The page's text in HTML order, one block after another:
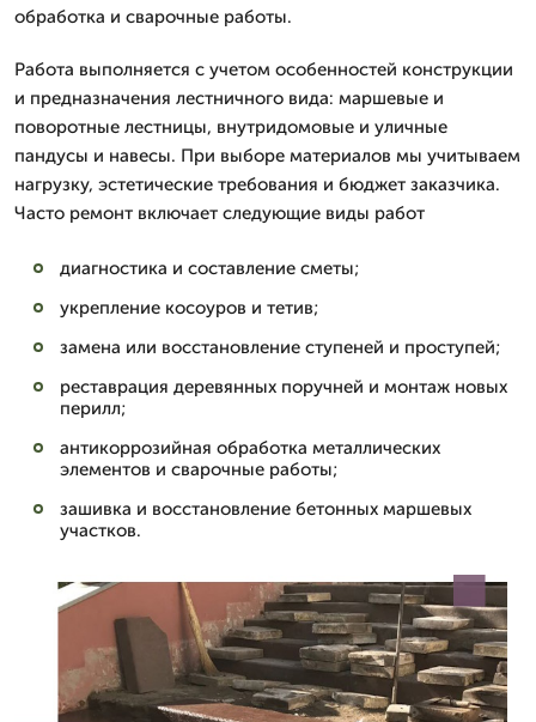
обработка и сварочные работы.
Работа выполняется с учетом особенностей конструкции
и предназначения лестничного вида: маршевые и
поворотные лестницы, внутридомовые и уличные
пандусы и навесы. При выборе материалов мы учитываем
нагрузку, эстетические требования и бюджет заказчика.
Часто ремонт включает следующие виды работ
диагностика и составление сметы;
укрепление косоуров и тетив;
замена или восстановление ступеней и проступей;
реставрация деревянных поручней и монтаж новых
перилл;
антикоррозийная обработка металлических
элементов и сварочные работы;
зашивка и восстановление бетонных маршевых
участков.